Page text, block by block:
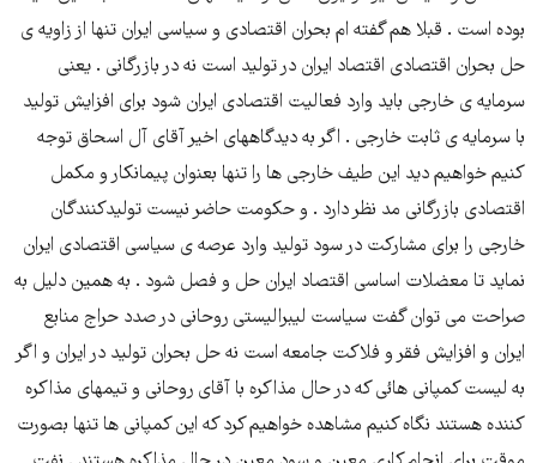
بوده است . قبلا هم گفته ام بحران اقتصادی و سیاسی ایران تنها از زاویه ی
حل بحران اقتصادی اقتصاد ایران در تولید است نه در بازرگانی . یعنی
سرمایه ی خارجی باید وارد فعالیت اقتصادی ایران شود برای افزایش تولید
با سرمایه ی ثابت خارجی . اگر به دیدگاههای اخیر آقای آل اسحاق توجه
کنیم خواهیم دید این طیف خارجی ها را تنها بعنوان پیمانکار و مکمل
اقتصادی بازرگانی مد نظر دارد . و حکومت حاضر نیست تولیدکنندگان
خارجی را برای مشارکت در سود تولید وارد عرصه ی سیاسی اقتصادی ایران
نماید تا معضلات اساسی اقتصاد ایران حل و فصل شود . به همین دلیل به
صراحت می توان گفت سیاست لیبرالیستی روحانی در صدد حراج منابع
ایران و افزایش فقر و فلاکت جامعه است نه حل بحران تولید در ایران و اگر
به لیست کمپانی هائی که در حال مذاکره با آقای روحانی و تیمهای مذاکره
کننده هستند نگاه کنیم مشاهده خواهیم کرد که این کمپانی ها تنها بصورت